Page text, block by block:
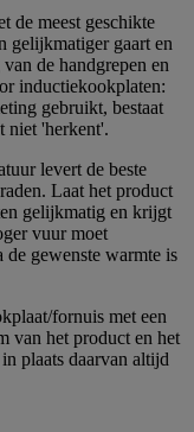
de meest geschikte
gelijkmatiger gaart en
de handgrepen en
inductiekookplaten:
gebruikt, bestaat
niet 'herkent'.
levert de beste
Laat het product
gelijkmatig en krijgt
vuur moet
de gewenste warmte is
fornuis met een
van het product en het
plaats daarvan altijd